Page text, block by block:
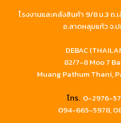
โรงงานและคลังสินค้า 9/8 ม.3 ถ
อ.ลาดหลุมแก้ว จ.
DEBAC
82/7-8 Moo 7
Muang Pathum Thani,
โทร. 0-2976-
094-665-5978,